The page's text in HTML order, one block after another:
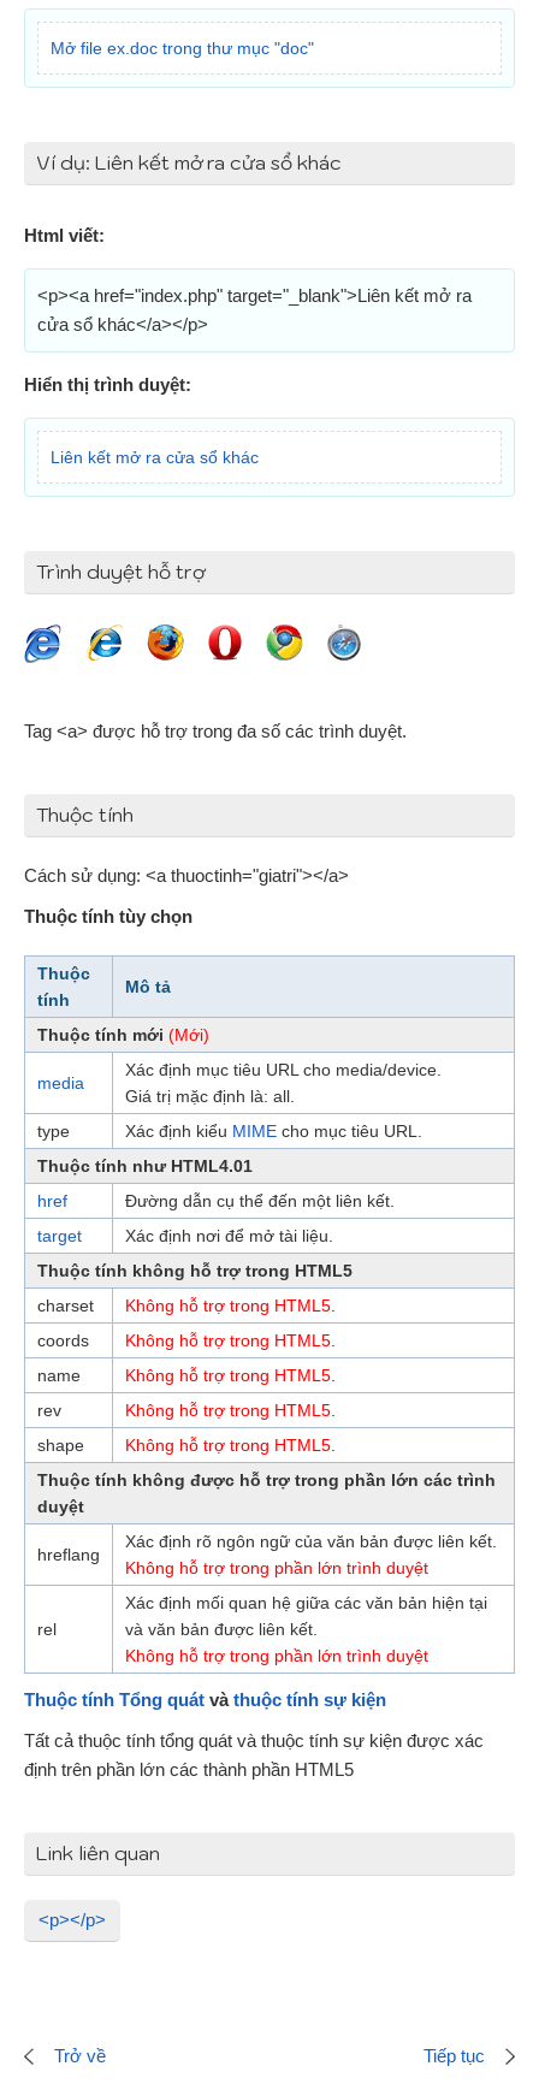
Mở file ex.doc trong thư mục "doc"
Ví dụ: Liên kết mở ra cửa sổ khác
Html viết:
<p><a href="index.php" target="_blank">Liên kết mở ra
cửa sổ khác</a></p>
Hiển thị trình duyệt:
Liên kết mở ra cửa sổ khác
Trình duyệt hỗ trợ
Tag <a> được hỗ trợ trong đa số các trình duyệt.
Thuộc tính
Cách sử dụng: <a thuoctinh="giatri"></a>
Thuộc tính tùy chọn
Thuộc
tính
Mô tả
Thuộc tính mới (Mới)
media
Xác định mục tiêu URL cho media/device.
Giá trị mặc định là: all.
type
Xác định kiểu MIME cho mục tiêu URL.
Thuộc tính như HTML4.01
href
Đường dẫn cụ thể đến một liên kết.
target
Xác định nơi để mở tài liệu.
Thuộc tính không hỗ trợ trong HTML5
charset
Không hỗ trợ trong HTML5
coords
Không hỗ trợ trong HTML5
name
Không hỗ trợ trong HTML5
rev
Không hỗ trợ trong HTML5
shape
Không hỗ trợ trong HTML5
Thuộc tính không được hỗ trợ trong phần lớn các trình
duyệt
hreflang
Xác định rõ ngôn ngữ của văn bản được liên kết.
Không hỗ trợ trong phần lớn trình duyệt
rel
Xác định mối quan hệ giữa các văn bản hiện tại
và văn bản được liên kết.
Không hỗ trợ trong phần lớn trình duyệt
Thuộc tính Tổng quát vàthuộc tính sự kiện
Tất cả thuộc tính tổng quát và thuộc tính sự kiện được xác
định trên phần lớn các thành phần HTML5
Link liên quan
<p></p>
Trở về Tiếp tục